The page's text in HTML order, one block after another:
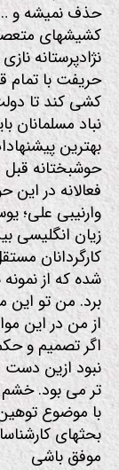
حذف نمیشه و …
کشیشهای
نژادپرستانه
حریفت با تمام
کشی کند تا
نباد مسلمانان
بهترین
حوشبختانه قبل
فعالانه در این
وارنیبی علی؛
کارگردانان
برد. من تو این
از من در این
اگر تصمیم و
نبود ازین دست
تر می بود. خشم
با موضوع
بحثهای
موفق باشی